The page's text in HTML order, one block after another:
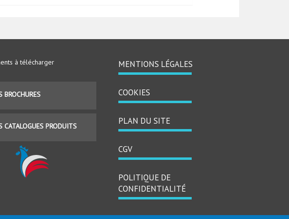
à télécharger
BROCHURES
CATALOGUES PRODUITS
MENU
DE
MENTIONS LÉGALES
COOKIES
PLAN DU SITE
CGV
POLITIQUE DE
CONFIDENTIALITÉ